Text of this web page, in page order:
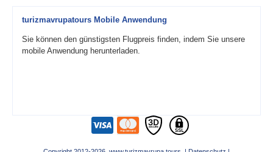
turizmavrupatours Mobile Anwendung
Sie können den günstigsten Flugpreis finden, indem Sie unsere
mobile Anwendung herunterladen.